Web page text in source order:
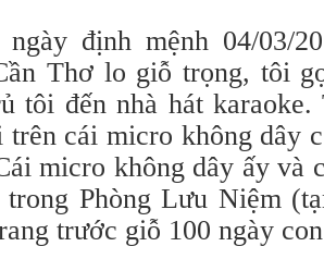
định mệnh 04/03/
Thơ lo giỗ trọng, tôi
tôi đến nhà hát
trên cái micro không dây
micro không dây ấy và
Phòng Lưu Niệm
trước giỗ 100 ngày